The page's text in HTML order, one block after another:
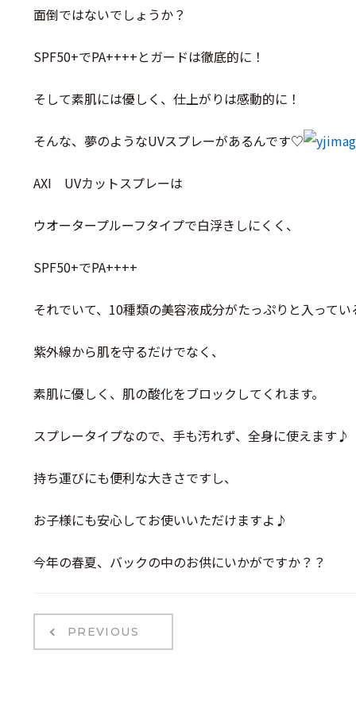
面倒ではないでしょうか？
SPF50+でPA++++とガードは徹底的に！
そして素肌には優しく、仕上がりは感動的に！
そんな、夢のようなUVスプレーがあるんです♡
AXI UVカットスプレーは
ウオータープルーフタイプで白浮きしにくく、
SPF50+でPA++++
それでいて、10種類の美容液成分がたっぷりと入ってい
紫外線から肌を守るだけでなく、
素肌に優しく、肌の酸化をブロックしてくれます。
スプレータイプなので、手も汚れず、全身に使えます♪
持ち運びにも便利な大きさですし、
お子様にも安心してお使いいただけますよ♪
今年の春夏、バックの中のお供にいかがですか？？
PREVIOUS